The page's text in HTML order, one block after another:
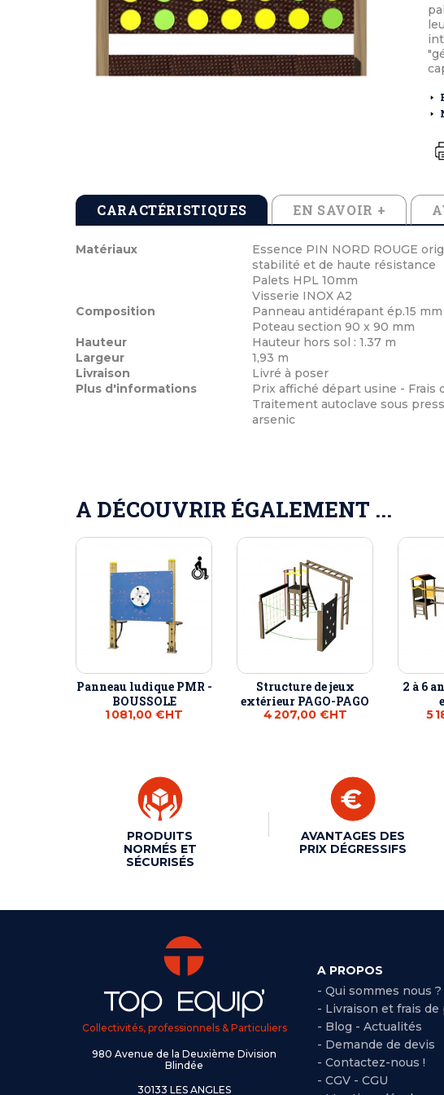
Tables de pique-nique en béton
Tables de pique-nique en stratifié compact
Tables de pique-nique en plastique recyclé
Cendriers en béton extérieurs
Cendriers en métal extérieurs
Echarpes et attributs
Médailles de ville et médaille
Cocardes et porte fanion
Inauguration et cérémonies
CARACTÉRISTIQUES EN SAVOIR +
Matériaux
Essence PIN NORD ROUGE
stabilité et de haute résistance
Palets HPL 10mm
Visserie INOX A2
Composition
Panneau antidérapant ép.15
Poteau section 90 x 90 mm
Hauteur
Hauteur hors sol : 1.37 m
Largeur
1,93 m
Livraison
Livré à poser
Plus d'informations
Prix affiché départ usine - Frais
Traitement autoclave sous
arsenic
A DÉCOUVRIR ÉGALEMENT ...
Panneau ludique PMR -
BOUSSOLE
1 081,00 €HT
Structure de jeux
extérieur PAGO-PAGO
4 207,00 €HT
2 à 6
5
PRODUITS
NORMÉS ET
SÉCURISÉS
AVANTAGES DES
PRIX DÉGRESSIFS
Collectivités, professionnels & Particuliers
980 Avenue de la Deuxième Division
Blindée
30133 LES ANGLES
A PROPOS
- Qui sommes nous ?
- Livraison et frais de
- Blog - Actualités
- Demande de devis
- Contactez-nous !
- CGV - CGU